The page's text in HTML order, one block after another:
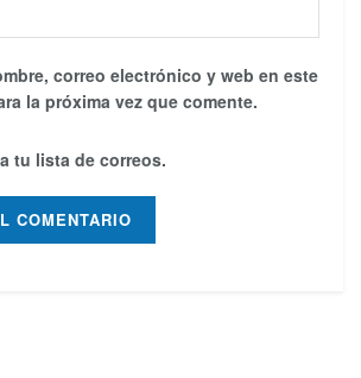
correo electrónico y web en este
la próxima vez que comente.
tu lista de correos.